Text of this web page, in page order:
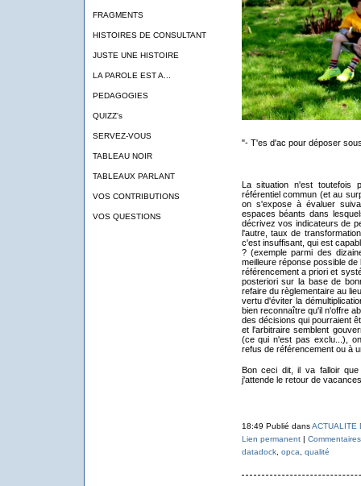
FRAGMENTS
HISTOIRES DE CONSULTANT
JUSTE UNE HISTOIRE
LA PAROLE EST A...
PEDAGOGIES
QUIZZ's
SERVEZ-VOUS
TABLEAU NOIR
TABLEAUX PARLANT
VOS CONTRIBUTIONS
VOS QUESTIONS
"- T'es d'ac pour déposer
La situation n'est toutefois
référentiel commun (et au
on s'expose à évaluer
espaces béants dans
décrivez vos indicateurs de
l'autre, taux de
c'est insuffisant, qui est
? (exemple parmi des
meilleure réponse possible
référencement a priori et
posteriori sur la base de
refaire du règlementaire au
vertu d'éviter la
bien reconnaître qu'il n'offre
des décisions qui pourraient
et l'arbitraire semblent
(ce qui n'est pas exclu...),
refus de référencement ou à
Bon ceci dit, il va falloir
j'attende le retour de
18:49 Publié dansACTUALITE
Lien permanent|
datadock, opca qualité